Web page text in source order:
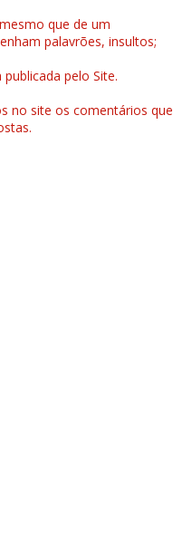
que de um
palavrões, insultos;
pelo Site.
no site os comentários que